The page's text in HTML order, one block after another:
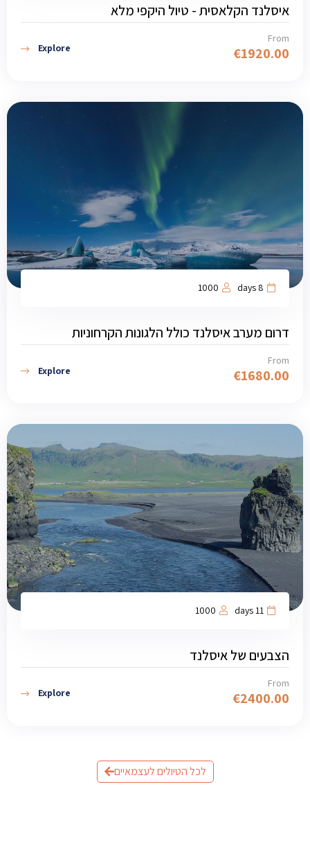
איסלנד הקלאסית - טיול היקפי מלא
From
€1920.00
Explore
8 days
1000
דרום מערב איסלנד כולל הלגונות הקרחוניות
From
€1680.00
Explore
11 days
1000
הצבעים של איסלנד
From
€2400.00
Explore
לכל הטיולים לעצמאיים